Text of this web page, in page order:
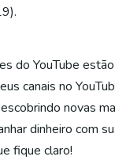
do YouTube
canais no
novas
dinheiro com
fique claro!